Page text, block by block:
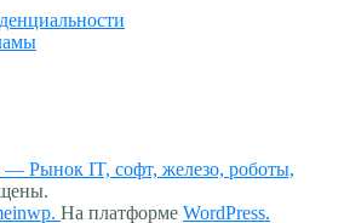
— Рынок IT, софт, железо, роботы,
На платформе WordPress.